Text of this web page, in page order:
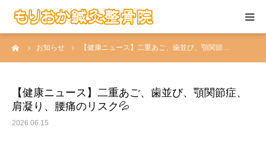
お知らせ 【健康ニュース】二重あご、歯並び、顎関節…
【健康ニュース】二重あご、歯並び、顎関節症、
肩凝り、腰痛のリスク💦
2026.06.15
当院の施術
患者さんの声